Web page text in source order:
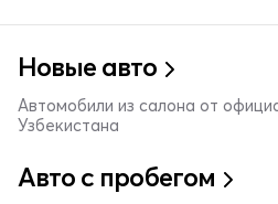
Новые авто
Автомобили из салона от
Узбекистана
Авто с пробегом